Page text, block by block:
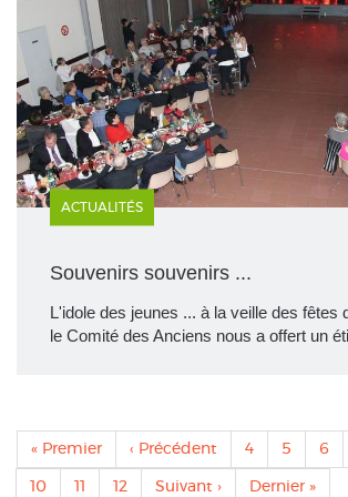
ACTUALITÉS
Souvenirs souvenirs ...
L'idole des jeunes ... à la veille des fêtes
le Comité des Anciens nous a offert un
Pagination
Première
page
« Premier
Page
précédente
‹ Précédent Page
4 Page
5 Page
6
Page
10 Page
12
Page
Suivant ›
Dernière
Dernier »